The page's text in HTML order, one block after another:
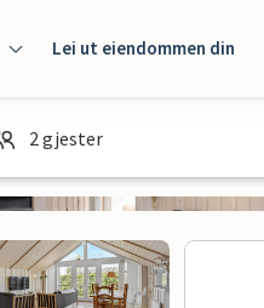
Lei ut eiendommen din
2 gjester